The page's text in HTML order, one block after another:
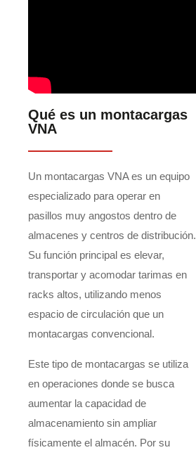
Qué es un montacargas
VNA
Un montacargas VNA es un equipo
especializado para operar en
pasillos muy angostos dentro de
almacenes y centros de distribución.
Su función principal es elevar,
transportar y acomodar tarimas en
racks altos, utilizando menos
espacio de circulación que un
montacargas convencional.
Este tipo de montacargas se utiliza
en operaciones donde se busca
aumentar la capacidad de
almacenamiento sin ampliar
físicamente el almacén. Por su